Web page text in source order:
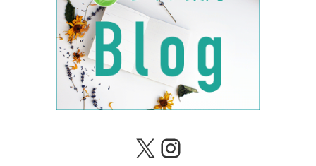
X Instagram